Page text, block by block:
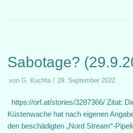
Sabotage?
von G. Kuchta 29. September 2022
https://orf.at/stories/3287366/ Zitat:
Küstenwache hat nach eigenen
den beschädigten „Nord Stream“-